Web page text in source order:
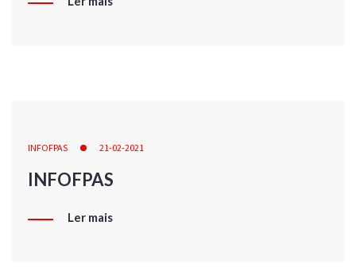
INFOFPAS 21-02-2021
INFOFPAS
Ler mais